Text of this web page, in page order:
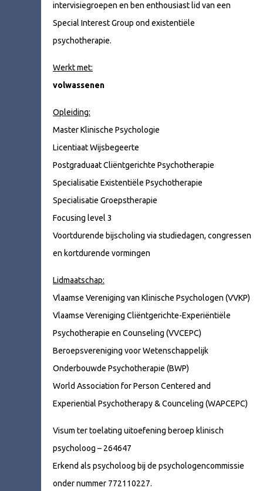
intervisiegroepen en ben enthousiast lid van een
Special Interest Group ond existentiële
psychotherapie.
Werkt met:
volwassenen
Opleiding:
Master Klinische Psychologie
Licentiaat Wijsbegeerte
Postgraduaat Cliëntgerichte Psychotherapie
Specialisatie Existentiële Psychotherapie
Specialisatie Groepstherapie
Focusing level 3
Voortdurende bijscholing via studiedagen, congressen
en kortdurende vormingen
Lidmaatschap:
Vlaamse Vereniging van Klinische Psychologen (VVKP)
Vlaamse Vereniging Cliëntgerichte-Experiëntiële
Psychotherapie en Counseling (VVCEPC)
Beroepsvereniging voor Wetenschappelijk
Onderbouwde Psychotherapie (BWP)
World Association for Person Centered and
Experiential Psychotherapy & Counceling (WAPCEPC)
Visum ter toelating uitoefening beroep klinisch
psycholoog – 264647
Erkend als psycholoog bij de psychologencommissie
onder nummer 772110227.